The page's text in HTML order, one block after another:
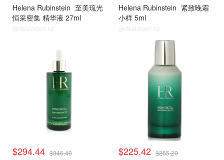
Helena Rubinstein 至美琉光
恒采密集 精华液 27ml
@dealmoon.nz
Helena Rubinstein 紧致晚霜
小样 5ml
@dealmoon.nz
$294.44 $346.40 $225.42 $265.20